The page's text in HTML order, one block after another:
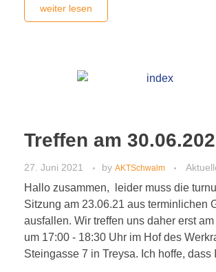
weiter lesen
Treffen am
27. Juni 2021 by AKTSchwalm
Hallo zusammen, leider muss die
Sitzung am 23.06.21 aus terminlichen
ausfallen. Wir treffen uns daher erst
um 17:00 - 18:30 Uhr im Hof des
Steingasse 7 in Treysa. Ich hoffe, dass